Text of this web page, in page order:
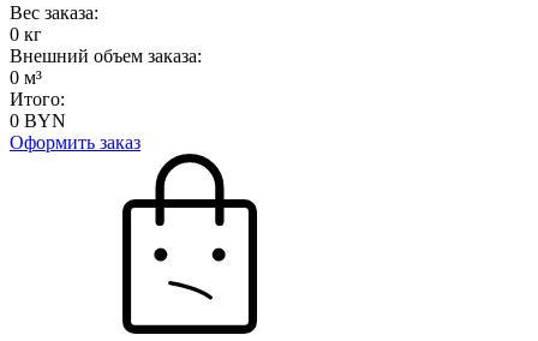
Вес заказа:
0 кг
Внешний объем заказа:
0 м³
Итого:
0 BYN
Оформить заказ